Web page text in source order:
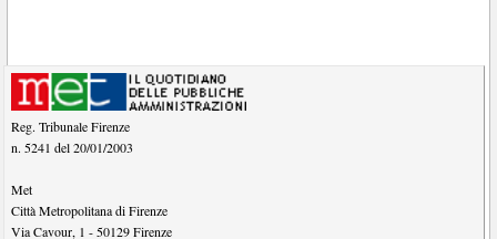
Reg. Tribunale Firenze
n. 5241 del 20/01/2003
Met
Città Metropolitana di Firenze
Via Cavour, 1 - 50129 Firenze